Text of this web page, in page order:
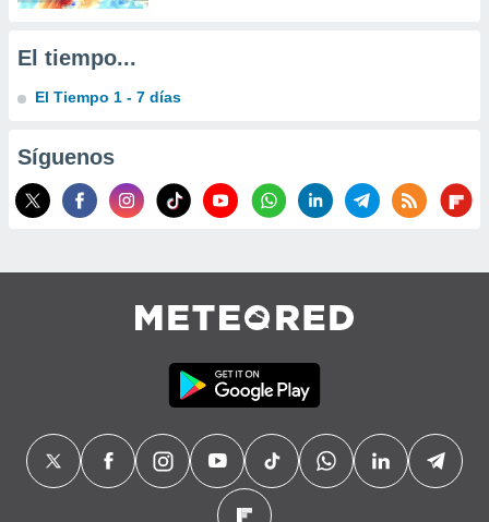
de
1199
El tiempo...
El Tiempo 1 - 7 días
Síguenos